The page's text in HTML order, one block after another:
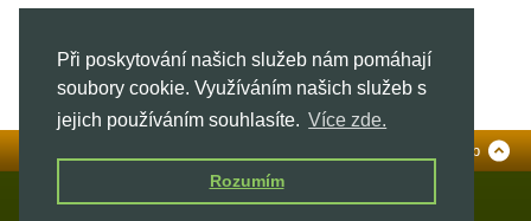
Při poskytování našich služeb nám pomáhají
soubory cookie. Využíváním našich služeb s
jejich používáním souhlasíte. Více zde.
Rozumím
IČ: 05928591
DIČ: CZ05928591
To Top
© 2026 E-grow.cz. Všechna práva vyhrazena.